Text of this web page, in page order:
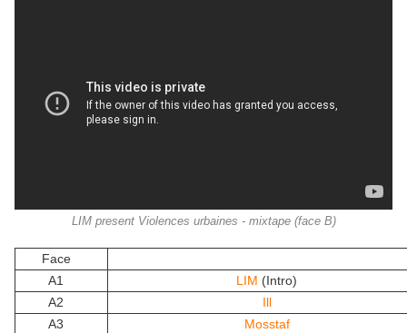
LIM present Violences urbaines - mixtape (face B)
Face
A1
LIM (Intro)
A2
Ill
A3
Mosstaf